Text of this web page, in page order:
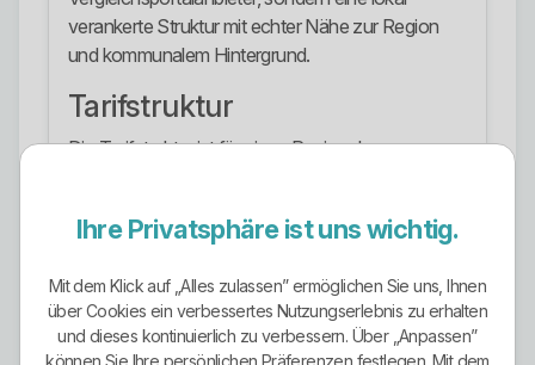
verankerte Struktur mit echter Nähe zur Region
und kommunalem Hintergrund.
Tarifstruktur
Die Tarifstruktur ist für einen Regionalversorger
regionales Produkt für angrenzende Orte, ein
Grundversorgung, die Ersatzversorgung und ein
dynamischer Stromtarif. Das ist keine riesige
Spielwiese, aber deutlich mehr als das übliche Ein-
Ihre Privatsphäre ist uns wichtig.
Mit dem Klick auf „Alles zulassen” ermöglichen Sie uns, Ihnen
über Cookies ein verbessertes Nutzungserlebnis zu erhalten
und dieses kontinuierlich zu verbessern. Über „Anpassen”
können Sie Ihre persönlichen Präferenzen festlegen. Mit dem